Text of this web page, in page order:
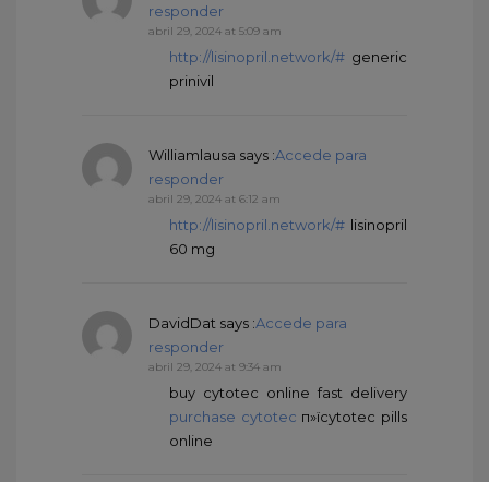
responder
abril 29, 2024 at 5:09 am
http://lisinopril.network/# generic
prinivil
Williamlausa says :Accede para
responder
abril 29, 2024 at 6:12 am
http://lisinopril.network/# lisinopril
60 mg
DavidDat says :Accede para
responder
abril 29, 2024 at 9:34 am
buy cytotec online fast delivery
purchase cytotec п»їcytotec pills
online